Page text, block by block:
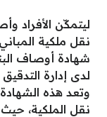
ليتمكّن الأفراد
نقل ملكية
شهادة أوصاف
لدى إدارة
وتعد هذه
نقل الملكية،